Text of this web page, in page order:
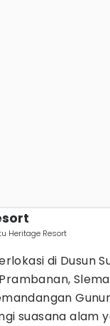
Heritage Resort
di Dusun
suasana alam